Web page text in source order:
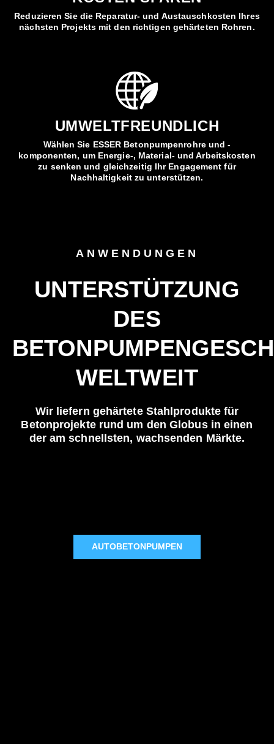
Reduzieren Sie die Reparatur- und Austauschkosten Ihres
nächsten Projekts mit den richtigen gehärteten Rohren.
UMWELTFREUNDLICH
Wählen Sie ESSER Betonpumpenrohre und -
komponenten, um Energie-, Material- und Arbeitskosten
zu senken und gleichzeitig Ihr Engagement für
Nachhaltigkeit zu unterstützen.
ANWENDUNGEN
UNTERSTÜTZUNG
DES
WELTWEIT
Wir liefern gehärtete Stahlprodukte für
Betonprojekte rund um den Globus in einen
der am schnellsten, wachsenden Märkte.
AUTOBETONPUMPEN